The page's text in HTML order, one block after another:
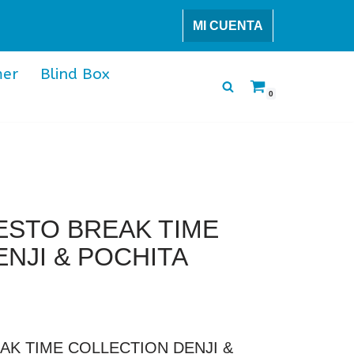
MI CUENTA
Blind Box
0
BREAK TIME
& POCHITA
TIME COLLECTION DENJI &